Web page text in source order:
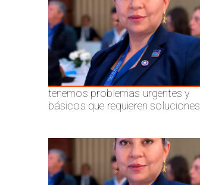
tenemos problemas urgentes y
básicos que requieren soluciones